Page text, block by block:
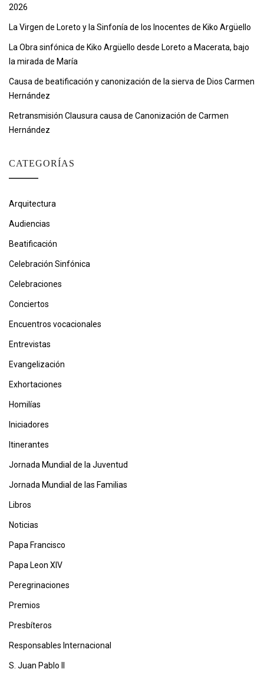
2026
La Virgen de Loreto y la Sinfonía de los Inocentes de Kiko Argüello
La Obra sinfónica de Kiko Argüello desde Loreto a Macerata, bajo
la mirada de María
Causa de beatificación y canonización de la sierva de Dios Carmen
Hernández
Retransmisión Clausura causa de Canonización de Carmen
Hernández
CATEGORÍAS
Arquitectura
Audiencias
Beatificación
Celebración Sinfónica
Celebraciones
Conciertos
Encuentros vocacionales
Entrevistas
Evangelización
Exhortaciones
Homilías
Iniciadores
Itinerantes
Jornada Mundial de la Juventud
Jornada Mundial de las Familias
Libros
Noticias
Papa Francisco
Papa Leon XIV
Peregrinaciones
Premios
Presbíteros
Responsables Internacional
S. Juan Pablo II